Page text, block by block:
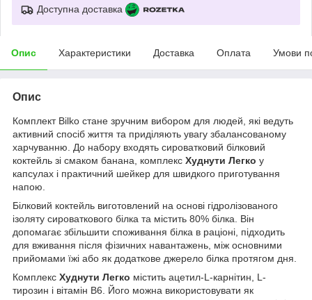
Доступна доставка
Опис Характеристики Доставка Оплата Умови
Опис
Комплект Bilko стане зручним вибором для людей, які ведуть
активний спосіб життя та приділяють увагу збалансованому
харчуванню. До набору входять сироватковий білковий
коктейль зі смаком банана, комплекс Худнути Легко у
капсулах і практичний шейкер для швидкого приготування
напою.
Білковий коктейль виготовлений на основі гідролізованого
ізоляту сироваткового білка та містить 80% білка. Він
допомагає збільшити споживання білка в раціоні, підходить
для вживання після фізичних навантажень, між основними
прийомами їжі або як додаткове джерело білка протягом дня.
Комплекс Худнути Легко містить ацетил-L-карнітин, L-
тирозин і вітамін B6. Його можна використовувати як